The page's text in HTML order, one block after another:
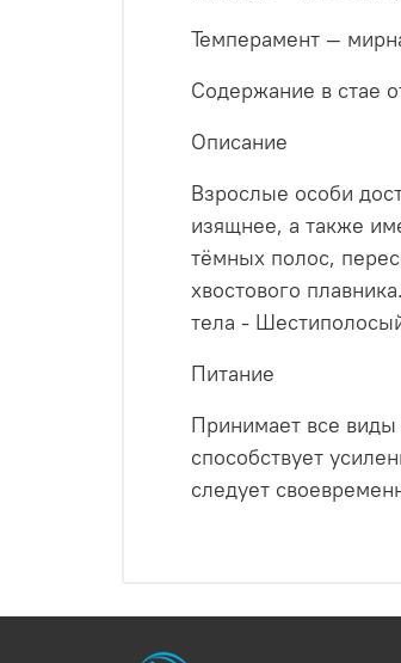
Темперамент —
Содержание в стае
Описание
Взрослые особи
изящнее, а также
тёмных полос,
хвостового
тела -
Питание
Принимает все
способствует
следует